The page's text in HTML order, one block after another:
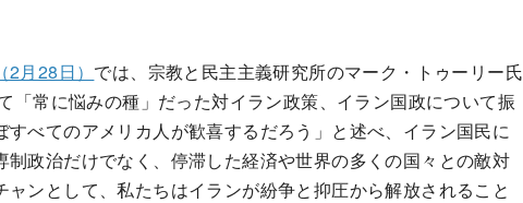
月28日） では、宗教と民主主義研究所のマーク・トゥーリー氏
「常に悩みの種」だった対イラン政策、イラン国政について振
べてのアメリカ人が歓喜するだろう」と述べ、イラン国民に
政治だけでなく、停滞した経済や世界の多くの国々との敵対
ンとして、私たちはイランが紛争と抑圧から解放されること